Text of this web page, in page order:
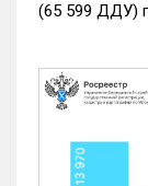
(65 599 ДДУ)